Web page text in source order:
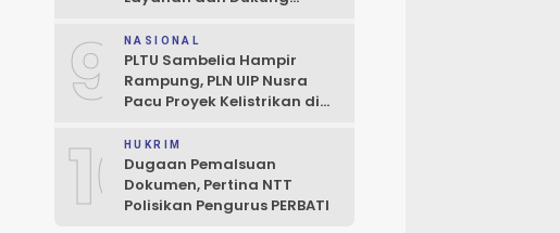
9 NASIONAL
PLTU Sambelia Hampir
Rampung, PLN UIP Nusra
Pacu Proyek Kelistrikan di
10HUKRIM
Dugaan Pemalsuan
Dokumen, Pertina NTT
Polisikan Pengurus PERBATI